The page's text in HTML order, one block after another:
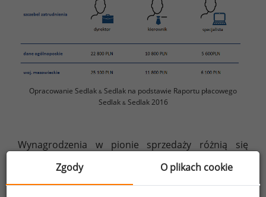
Opracowanie Sedlak & Sedlak na podstawie Raportu płacowego
Sedlak &Sedlak 2016
Wynagrodzenia w pionie sprzedaży różnią się
również ze względu na branżę. Okazuje się,
że kierownicy regionu sprzedaży oraz
przedstawiciele handlowi zarabiają więcej w branży
Zgody O plikach cookie